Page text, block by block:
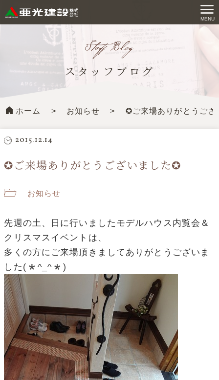
ン
キ
ッ
す
亜光建設株式会社
MENU
スタッフブログ
ホーム > お知らせ > ✪ご来場ありがとうご
2015.12.14
✪ご来場ありがとうございました✪
お知らせ
先週の土、日に行いましたモデルハウス内覧会＆
クリスマスイベントは、
多くの方にご来場頂きましてありがとうございま
した(*^_^*)